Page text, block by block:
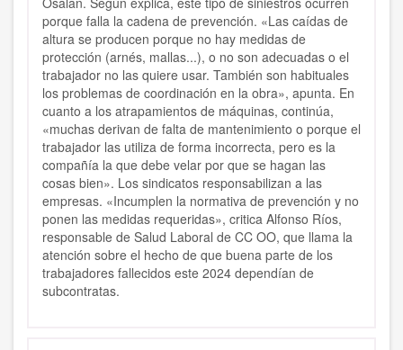
porque falla la cadena de prevención. «Las caídas de
altura se producen porque no hay medidas de
protección (arnés, mallas...), o no son adecuadas o el
trabajador no las quiere usar. También son habituales
los problemas de coordinación en la obra», apunta. En
cuanto a los atrapamientos de máquinas, continúa,
«muchas derivan de falta de mantenimiento o porque el
trabajador las utiliza de forma incorrecta, pero es la
compañía la que debe velar por que se hagan las
cosas bien». Los sindicatos responsabilizan a las
empresas. «Incumplen la normativa de prevención y no
ponen las medidas requeridas», critica Alfonso Ríos,
responsable de Salud Laboral de CC OO, que llama la
atención sobre el hecho de que buena parte de los
trabajadores fallecidos este 2024 dependían de
subcontratas.